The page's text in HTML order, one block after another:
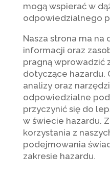
mogą wspierać w
odpowiedzialnego
Nasza strona ma
informacji oraz
pragną wprowadzić
dotyczące hazardu.
analizy oraz
odpowiedzialne
przyczynić się do
w świecie hazardu.
korzystania z
podejmowania
zakresie hazardu.